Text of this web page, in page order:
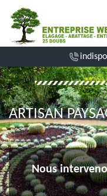
ARTISAN
Nous